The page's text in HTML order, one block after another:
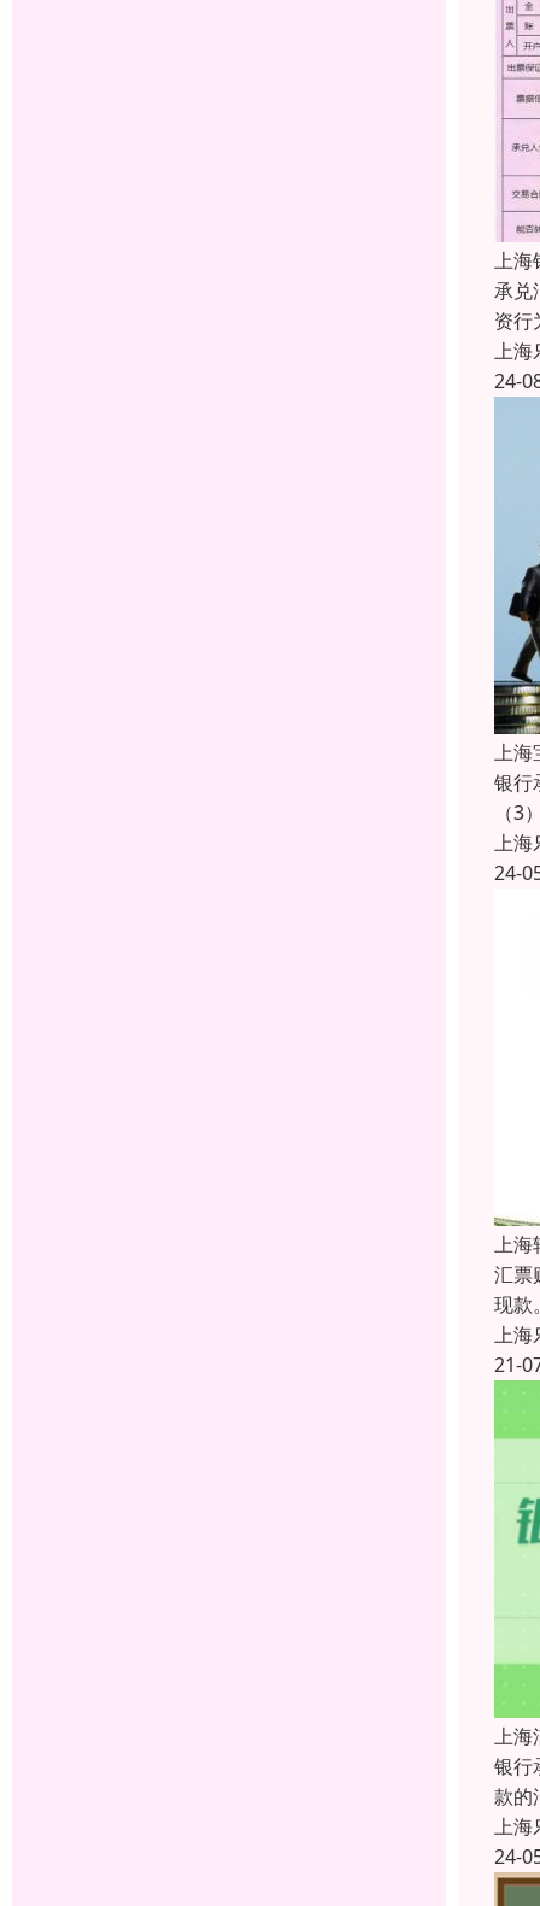
上海
承兑
资行
上海
24-
上海
银行
（
上海
24-
上海
汇票
现款
上海
21-
上海
银行
款的
上海
24-